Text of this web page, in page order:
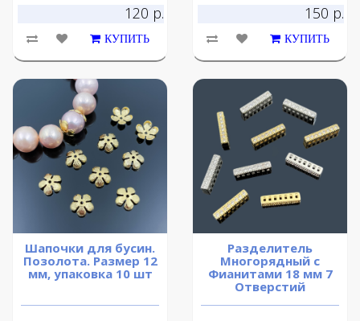
120 р.
КУПИТЬ
150 р.
КУПИТЬ
Шапочки для бусин.
Позолота. Размер 12
мм, упаковка 10 шт
Разделитель
Многорядный с
Фианитами 18 мм 7
Отверстий